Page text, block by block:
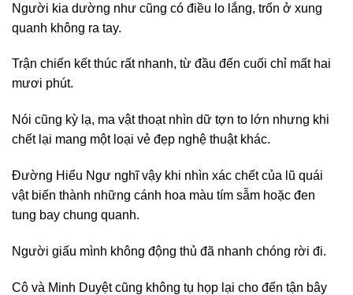
Người kia dường như cũng có điều lo lắng, trốn ở xung
quanh không ra tay.
Trận chiến kết thúc rất nhanh, từ đầu đến cuối chỉ mất hai
mươi phút.
Nói cũng kỳ lạ, ma vật thoạt nhìn dữ tợn to lớn nhưng khi
chết lại mang một loại vẻ đẹp nghệ thuật khác.
Đường Hiểu Ngư nghĩ vậy khi nhìn xác chết của lũ quái
vật biến thành những cánh hoa màu tím sẫm hoặc đen
tung bay chung quanh.
Người giấu mình không động thủ đã nhanh chóng rời đi.
Cô và Minh Duyệt cũng không tụ họp lại cho đến tận bây